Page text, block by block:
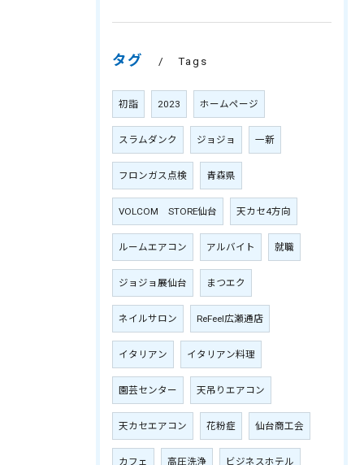
タグ Tags
初詣 2023 ホームページ
スラムダンク ジョジョ 一新
フロンガス点検 青森県
VOLCOM STORE仙台 天カセ4方向
ルームエアコン アルバイト 就職
ジョジョ展仙台 まつエク
ネイルサロン ReFeel広瀬通店
イタリアン イタリアン料理
園芸センター 天吊りエアコン
天カセエアコン 花粉症 仙台商工会
カフェ 高圧洗浄 ビジネスホテル